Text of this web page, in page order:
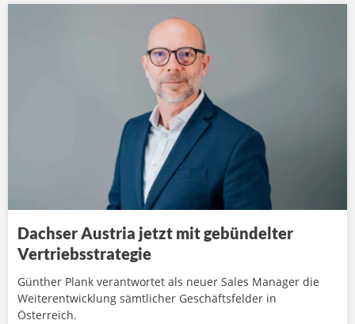
Dachser Austria jetzt mit gebündelter
Vertriebsstrategie
Günther Plank verantwortet als neuer Sales Manager die
Weiterentwicklung sämtlicher Geschäftsfelder in
Österreich.